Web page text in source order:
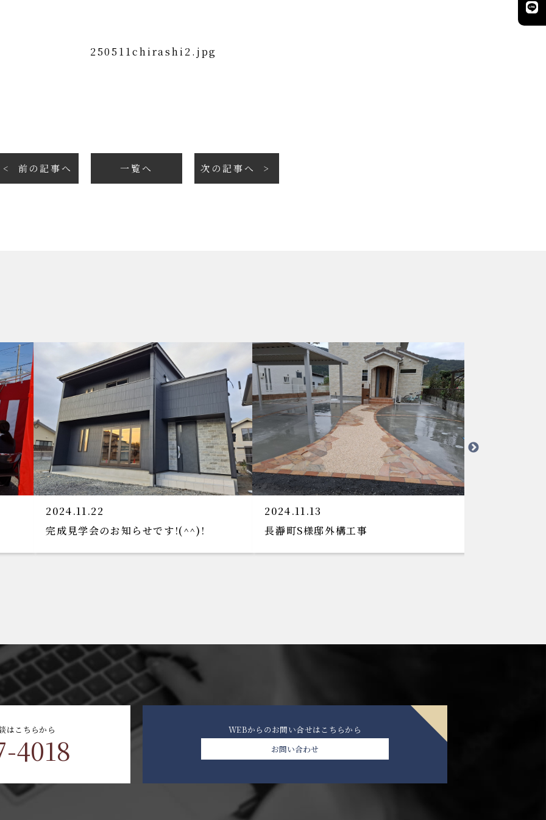
前の記事へ 一覧へ 次の記事へ
2024.11.22
完成見学会のお知らせです!(^^)!
2024.11.13
長瀞町S様邸外構工事
はこちらから
4018
WEBからのお問い合せはこちらから
お問い合わせ